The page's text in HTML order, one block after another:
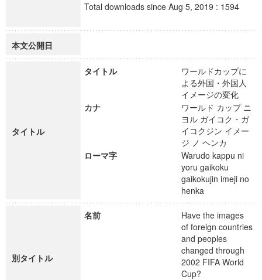
Total downloads since Aug 5, 2019 : 1594
本文公開日
タイトル
タイトル
ワールドカップに
よる外国・外国人
イメージの変化
カナ
ワールド カップ ニ
ヨル ガイコク・ガ
イコクジン イメー
ジ ノ ヘンカ
ローマ字
Warudo kappu ni
yoru gaikoku
gaikokujin imeji no
henka
別タイトル
名前
Have the images
of foreign countries
and peoples
changed through
2002 FIFA World
Cup?